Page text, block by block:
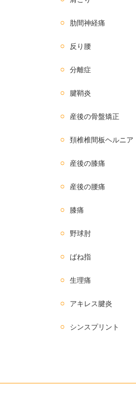
肋間神経痛
反り腰
分離症
腱鞘炎
産後の骨盤矯正
頚椎椎間板ヘルニア
産後の膝痛
産後の腰痛
膝痛
野球肘
ばね指
生理痛
アキレス腱炎
シンスプリント